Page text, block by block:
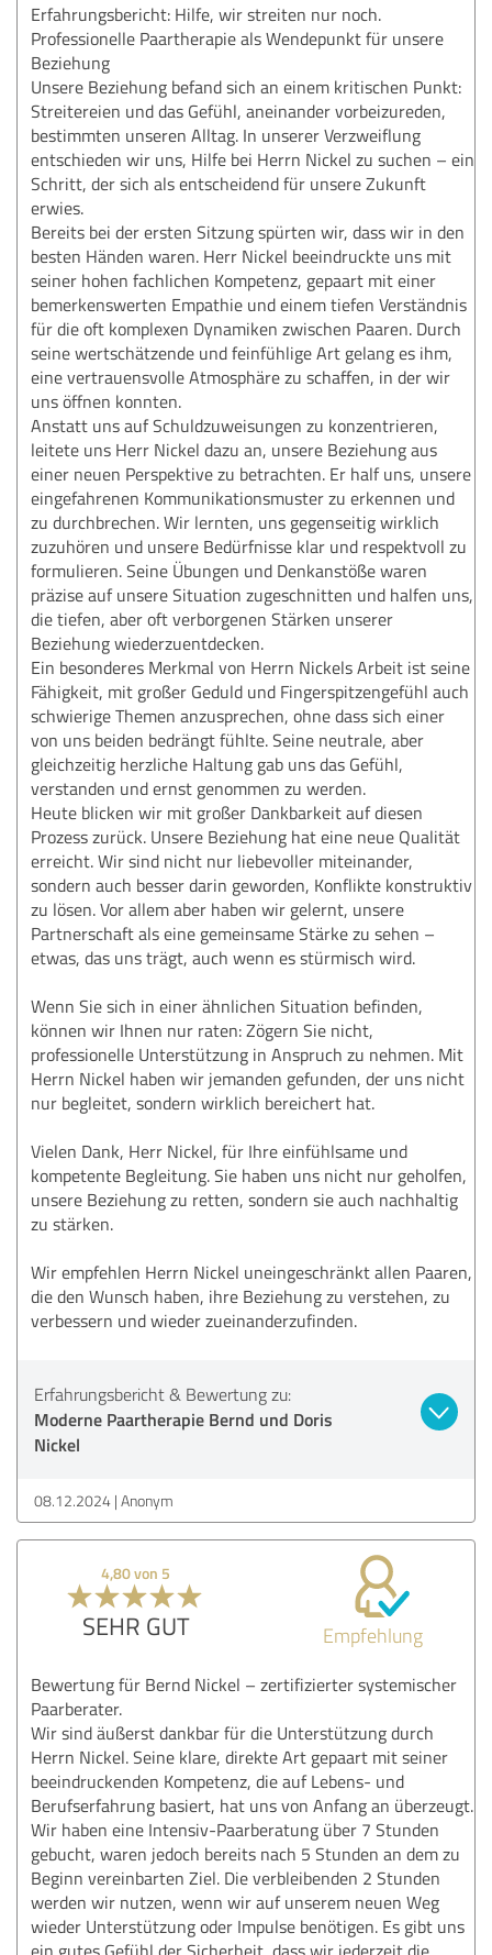
Erfahrungsbericht: Hilfe, wir streiten nur noch.
Professionelle Paartherapie als Wendepunkt für unsere
Beziehung
Unsere Beziehung befand sich an einem kritischen Punkt:
Streitereien und das Gefühl, aneinander vorbeizureden,
bestimmten unseren Alltag. In unserer Verzweiflung
entschieden wir uns, Hilfe bei Herrn Nickel zu suchen – ein
Schritt, der sich als entscheidend für unsere Zukunft
erwies.
Bereits bei der ersten Sitzung spürten wir, dass wir in den
besten Händen waren. Herr Nickel beeindruckte uns mit
seiner hohen fachlichen Kompetenz, gepaart mit einer
bemerkenswerten Empathie und einem tiefen Verständnis
für die oft komplexen Dynamiken zwischen Paaren. Durch
seine wertschätzende und feinfühlige Art gelang es ihm,
eine vertrauensvolle Atmosphäre zu schaffen, in der wir
uns öffnen konnten.
Anstatt uns auf Schuldzuweisungen zu konzentrieren,
leitete uns Herr Nickel dazu an, unsere Beziehung aus
einer neuen Perspektive zu betrachten. Er half uns, unsere
eingefahrenen Kommunikationsmuster zu erkennen und
zu durchbrechen. Wir lernten, uns gegenseitig wirklich
zuzuhören und unsere Bedürfnisse klar und respektvoll zu
formulieren. Seine Übungen und Denkanstöße waren
präzise auf unsere Situation zugeschnitten und halfen uns,
die tiefen, aber oft verborgenen Stärken unserer
Beziehung wiederzuentdecken.
Ein besonderes Merkmal von Herrn Nickels Arbeit ist seine
Fähigkeit, mit großer Geduld und Fingerspitzengefühl auch
schwierige Themen anzusprechen, ohne dass sich einer
von uns beiden bedrängt fühlte. Seine neutrale, aber
gleichzeitig herzliche Haltung gab uns das Gefühl,
verstanden und ernst genommen zu werden.
Heute blicken wir mit großer Dankbarkeit auf diesen
Prozess zurück. Unsere Beziehung hat eine neue Qualität
erreicht. Wir sind nicht nur liebevoller miteinander,
sondern auch besser darin geworden, Konflikte konstruktiv
zu lösen. Vor allem aber haben wir gelernt, unsere
Partnerschaft als eine gemeinsame Stärke zu sehen –
etwas, das uns trägt, auch wenn es stürmisch wird.
Wenn Sie sich in einer ähnlichen Situation befinden,
können wir Ihnen nur raten: Zögern Sie nicht,
professionelle Unterstützung in Anspruch zu nehmen. Mit
Herrn Nickel haben wir jemanden gefunden, der uns nicht
nur begleitet, sondern wirklich bereichert hat.
Vielen Dank, Herr Nickel, für Ihre einfühlsame und
kompetente Begleitung. Sie haben uns nicht nur geholfen,
unsere Beziehung zu retten, sondern sie auch nachhaltig
zu stärken.
Wir empfehlen Herrn Nickel uneingeschränkt allen Paaren,
die den Wunsch haben, ihre Beziehung zu verstehen, zu
verbessern und wieder zueinanderzufinden.
Erfahrungsbericht & Bewertung zu:
Moderne Paartherapie Bernd und Doris
Nickel
08.12.2024 Anonym
4,80 von 5
SEHR GUT Empfehlung
Bewertung für Bernd Nickel – zertifizierter systemischer
Paarberater.
Wir sind äußerst dankbar für die Unterstützung durch
Herrn Nickel. Seine klare, direkte Art gepaart mit seiner
beeindruckenden Kompetenz, die auf Lebens- und
Berufserfahrung basiert, hat uns von Anfang an überzeugt.
Wir haben eine Intensiv-Paarberatung über 7 Stunden
gebucht, waren jedoch bereits nach 5 Stunden an dem zu
Beginn vereinbarten Ziel. Die verbleibenden 2 Stunden
werden wir nutzen, wenn wir auf unserem neuen Weg
wieder Unterstützung oder Impulse benötigen. Es gibt uns